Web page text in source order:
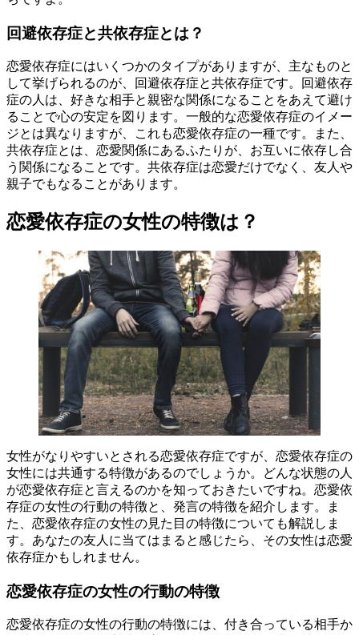
回避依存症と共依存症とは？
恋愛依存症にはいくつかのタイプがありますが、主なものと
して挙げられるのが、回避依存症と共依存症です。回避依存
症の人は、好きな相手と親密な関係になることをあえて避け
ることで心の安定を図ります。一般的な恋愛依存症のイメー
ジとは異なりますが、これも恋愛依存症の一種です。また、
共依存症とは、恋愛関係にあるふたりが、お互いに依存し合
う関係になることです。共依存症は恋愛だけでなく、友人や
親子でもなることがあります。
恋愛依存症の女性の特徴は？
女性がなりやすいとされる恋愛依存症ですが、恋愛依存症の
女性には共通する特徴があるのでしょうか。どんな状態の人
が恋愛依存症と言えるのかを知っておきたいですね。恋愛依
存症の女性の行動の特徴と、発言の特徴を紹介します。ま
た、恋愛依存症の女性の見た目の特徴についても解説しま
す。あなたの友人に当てはまると感じたら、その女性は恋愛
依存症かもしれません。
恋愛依存症の女性の行動の特徴
恋愛依存症の女性の行動の特徴には、付き合っている相手か